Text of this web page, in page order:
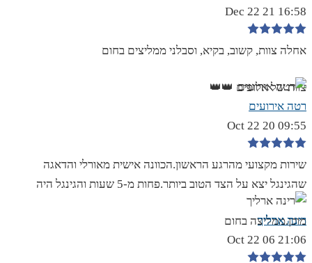
16:58 21 Dec 22
אחלה צוות, קשוב, בקיא, וסבלני ממליצים בחום
צוות של אלופים 👑👑
רטה אירועים
09:55 20 Oct 22
שירות מקצועי מהרגע הראשון.הכוונה אישית מאורלי והדאגה
שהגינגל יצא על הצד הטוב ביותר.פחות מ-5 שעות והגינגל היה
מוכן.ממליצה בחום
רינה ארליך
21:06 06 Oct 22